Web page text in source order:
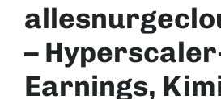
–
Earnings,